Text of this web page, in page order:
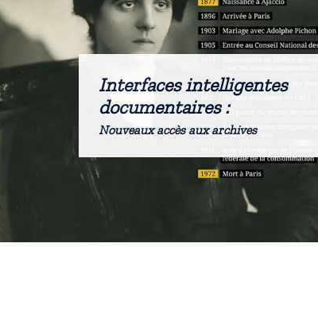
Interfaces intelligentes
documentaires :
Nouveaux accès aux archives